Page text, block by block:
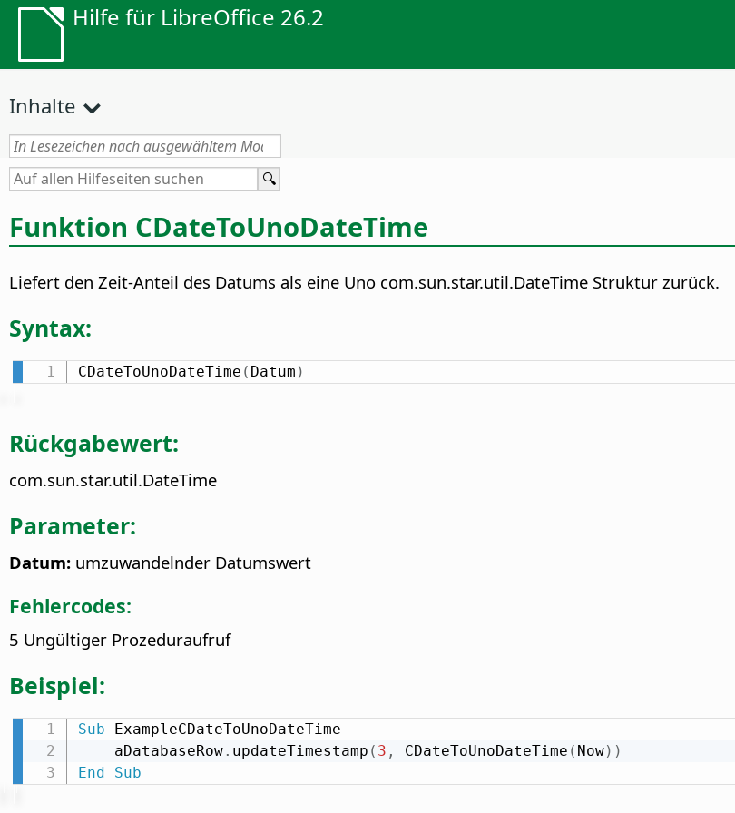
Hilfe für LibreOffice 26.2
Inhalte
Funktion CDateToUnoDateTime
Liefert den Zeit-Anteil des Datums als eine Uno com.sun.star.util.DateTime Struktur zurück.
Syntax:
CDateToUnoDateTime ( Datum )
Rückgabewert:
com.sun.star.util.DateTime
Parameter:
Datum: umzuwandelnder Datumswert
Fehlercodes:
5 Ungültiger Prozeduraufruf
Beispiel:
Sub ExampleCDateToUnoDateTime
    aDatabaseRow
. updateTimestamp ( 3 , CDateToUnoDateTime ( Now) )
End
Sub